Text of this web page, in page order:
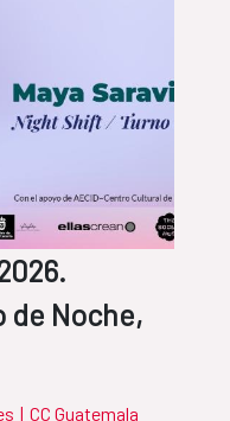
de Noche,
| CC Guatemala